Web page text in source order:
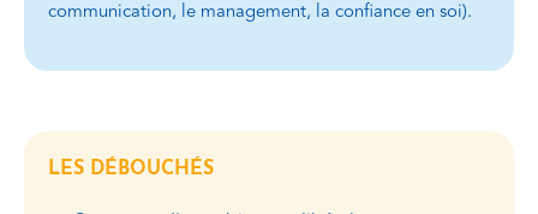
communication, le management, la confiance en soi).
LES DÉBOUCHÉS